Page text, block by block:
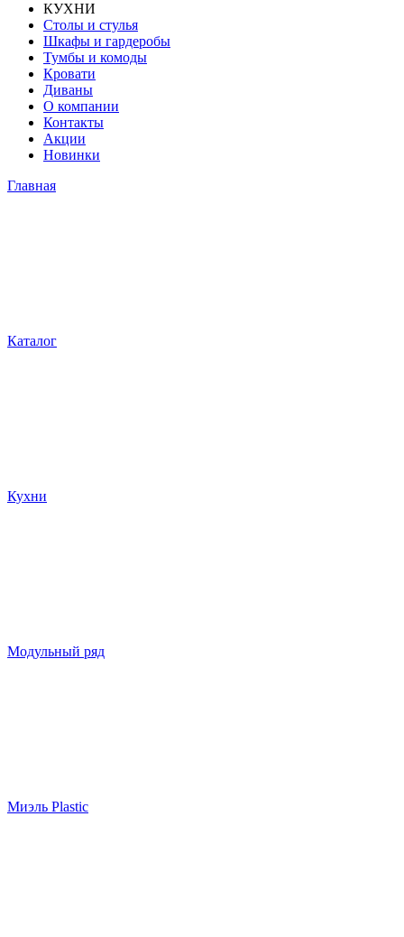
КУХНИ
Столы и стулья
Шкафы и гардеробы
Тумбы и комоды
Кровати
Диваны
О компании
Контакты
Акции
Новинки
Главная
Каталог
Кухни
Модульный ряд
Миэль Plastic